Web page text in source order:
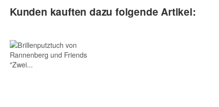
Nachname
Kunden kauften dazu folgende Artikel: